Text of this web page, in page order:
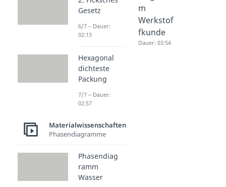
dichteste
Dauer: 02:57
m
Werkstof
fkunde
Dauer: 03:54
Gesetz
6/7 – Dauer:
02:13
Hexagonal
dichteste
Packung
7/7 – Dauer:
02:57
Materialwissenschaften
Phasendiagramme
Phasendiag
ramm
Wasser